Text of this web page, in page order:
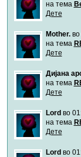
на тема
Дете
Mother.во
на тема
Дете
Дијана
на тема
Дете
Lord во
на тема
Дете
Lord во